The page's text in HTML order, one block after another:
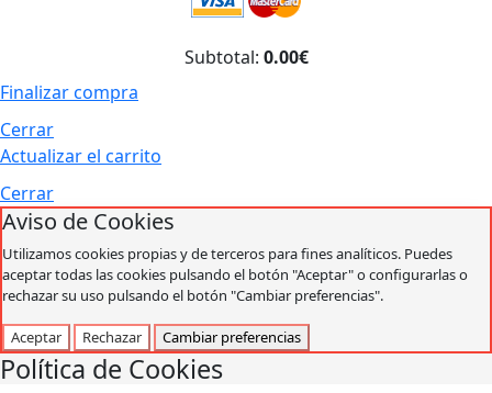
Subtotal: 0.00€
Finalizar compra
Cerrar
Actualizar el carrito
Cerrar
Aviso de Cookies
Utilizamos cookies propias y de terceros para fines analíticos. Puedes
aceptar todas las cookies pulsando el botón "Aceptar" o configurarlas o
rechazar su uso pulsando el botón "Cambiar preferencias".
Aceptar Rechazar Cambiar preferencias
Política de Cookies